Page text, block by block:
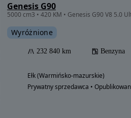
Genesis G90
5000 cm3 • 420 KM • Genesis G90 V8 5.0
Wyróżnione
232 840 km Benzyna
Ełk (Warmińsko-mazurskie)
Prywatny sprzedawca •